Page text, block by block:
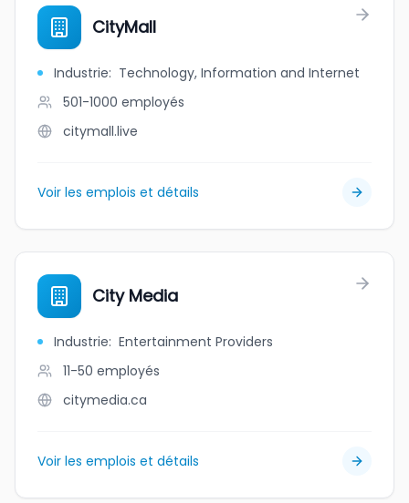
CityMall
Industrie: Technology, Information and Internet
501-1000 employés
citymall.live
Voir les emplois et détails
City Media
Industrie: Entertainment Providers
11-50 employés
citymedia.ca
Voir les emplois et détails